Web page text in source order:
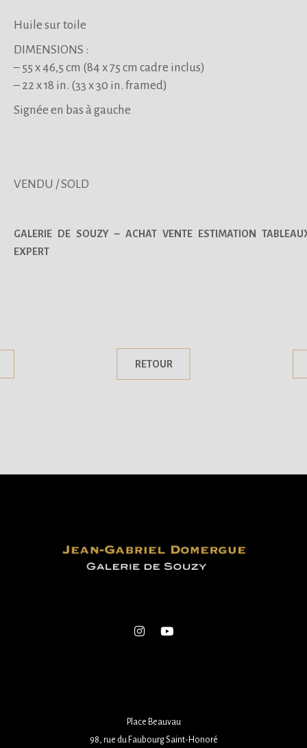
Huile sur toile
DIMENSIONS :
– 55 x 46,5 cm (84 x 75 cm cadre inclus)
– 22 x 18 in. (33 x 30 in. framed)
Signée en bas à gauche
VENDU / SOLD
GALERIE DE SOUZY – ACHAT VENTE ESTIMATION
EXPERT
Place Beauvau
98, rue du Faubourg Saint-Honoré